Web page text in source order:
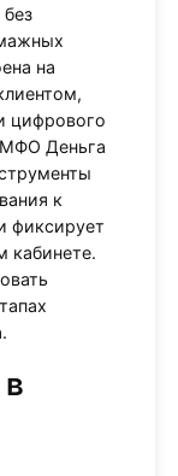
на
цифрового
МФО Деньга
к
фиксирует
кабинете.